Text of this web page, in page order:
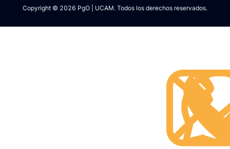
Copyright © 2026 PgO | UCAM. Todos los derechos reservados.